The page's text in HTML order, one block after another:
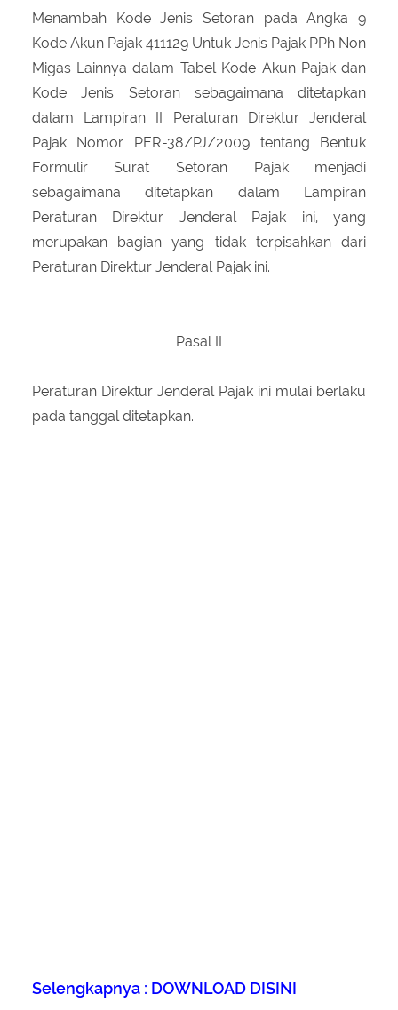
Menambah Kode Jenis Setoran pada Angka 9
Kode Akun Pajak 411129 Untuk Jenis Pajak PPh Non
Migas Lainnya dalam Tabel Kode Akun Pajak dan
Kode Jenis Setoran sebagaimana ditetapkan
dalam Lampiran II Peraturan Direktur Jenderal
Pajak Nomor PER-38/PJ/2009 tentang Bentuk
Formulir Surat Setoran Pajak menjadi
sebagaimana ditetapkan dalam Lampiran
Peraturan Direktur Jenderal Pajak ini, yang
merupakan bagian yang tidak terpisahkan dari
Peraturan Direktur Jenderal Pajak ini.
Pasal II
Peraturan Direktur Jenderal Pajak ini mulai berlaku
pada tanggal ditetapkan.
Selengkapnya : DOWNLOAD DISINI